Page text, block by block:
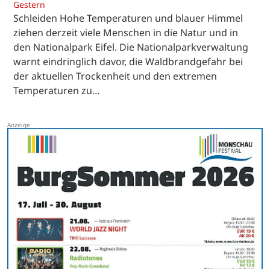
Gestern
Schleiden Hohe Temperaturen und blauer Himmel
ziehen derzeit viele Menschen in die Natur und in
den Nationalpark Eifel. Die Nationalparkverwaltung
warnt eindringlich davor, die Waldbrandgefahr bei
der aktuellen Trockenheit und den extremen
Temperaturen zu…